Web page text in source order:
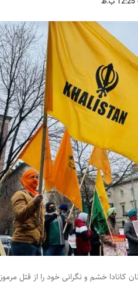
کانادا خشم و نگرانی خود را از قتل